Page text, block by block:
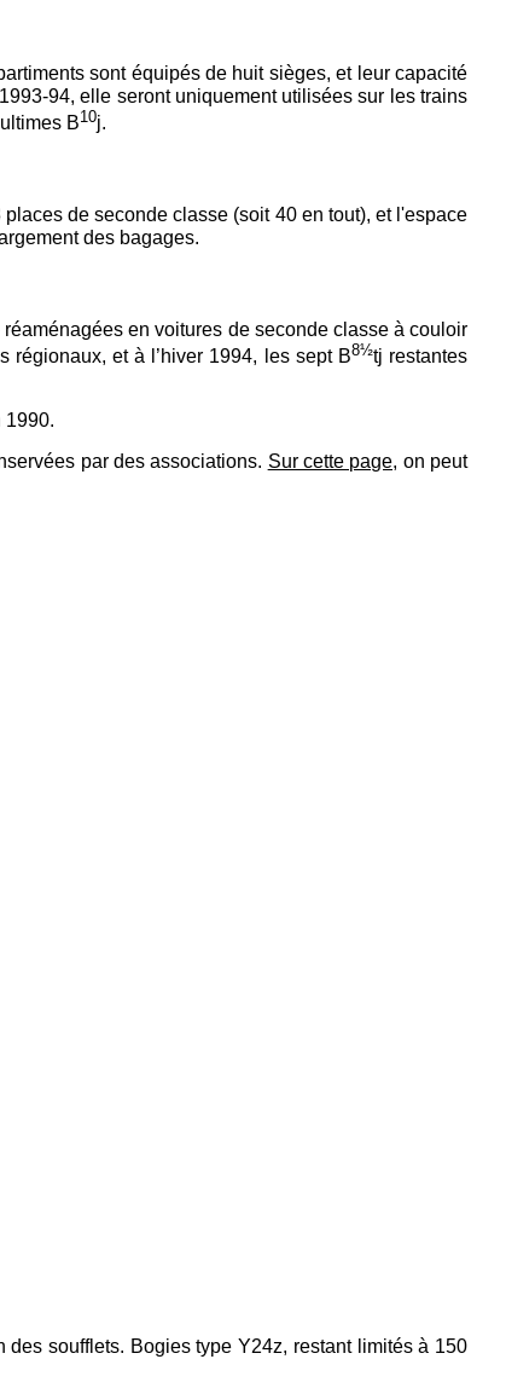
sont équipés de huit sièges, et leur capacité
94, elle seront uniquement utilisées sur les trains
B10j.
de seconde classe (soit 40 en tout), et l'espace
des bagages.
en voitures de seconde classe à couloir
régionaux, et à l’hiver 1994, les sept B8½tj restantes
1990.
par des associations. Sur cette page, on peut
soufflets. Bogies type Y24z, restant limités à 150